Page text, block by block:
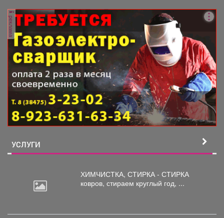
реклама
УСЛУГИ
ХИМЧИСТКА, СТИРКА - СТИРКА
ковров, стираем круглый год, ...